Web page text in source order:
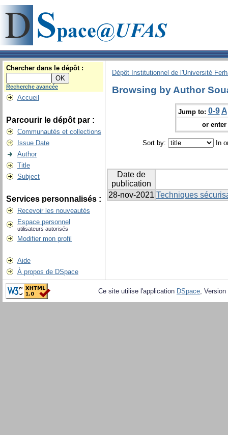
Chercher dans le dépôt :
Recherche avancée
Accueil
Parcourir le dépôt par :
Communautés et collections
Issue Date
Author
Title
Subject
Services personnalisés :
Recevoir les nouveautés
Espace personnel
utilisateurs autorisés
Modifier mon profil
Aide
À propos de DSpace
Dépôt Institutionnel de l'Université
Browsing by Author
Jump to: 0-9 A
or
Sort by: In
Date de
publication
28-nov-2021 Techniques
Ce site utilise l'application DSpace,